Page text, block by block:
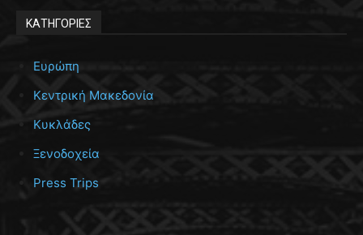
ΚΑΤΗΓΟΡΙΕΣ
Ευρώπη
Κεντρική Μακεδονία
Κυκλάδες
Ξενοδοχεία
Press Trips